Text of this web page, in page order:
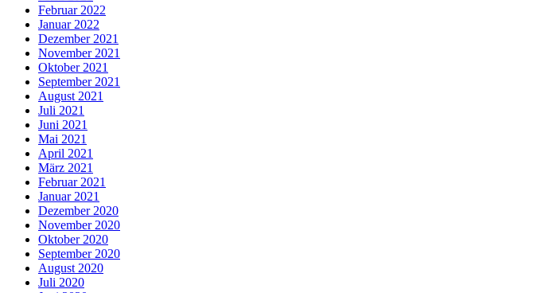
Februar 2022
Januar 2022
Dezember 2021
November 2021
Oktober 2021
September 2021
August 2021
Juli 2021
Juni 2021
Mai 2021
April 2021
März 2021
Februar 2021
Januar 2021
Dezember 2020
November 2020
Oktober 2020
September 2020
August 2020
Juli 2020